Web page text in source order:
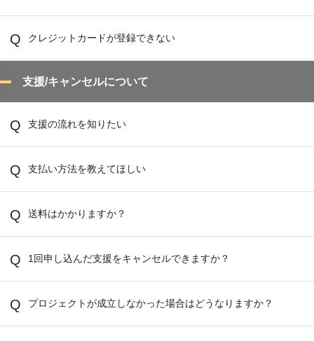
クレジットカードが登録できない
支援/キャンセルについて
支援の流れを知りたい
支払い方法を教えてほしい
送料はかかりますか？
1回申し込んだ支援をキャンセルできますか？
プロジェクトが成立しなかった場合はどうなりますか？